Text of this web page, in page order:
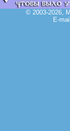
© 2003-2026,
E-